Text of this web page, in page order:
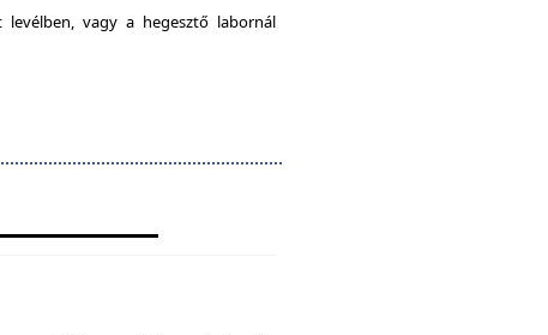
levélben, vagy a hegesztő labornál